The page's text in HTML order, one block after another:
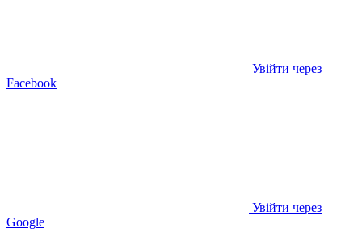
Увійти через
Facebook
Увійти через
Google